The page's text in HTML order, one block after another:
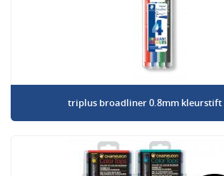
triplus broadliner 0.8mm kleurstift